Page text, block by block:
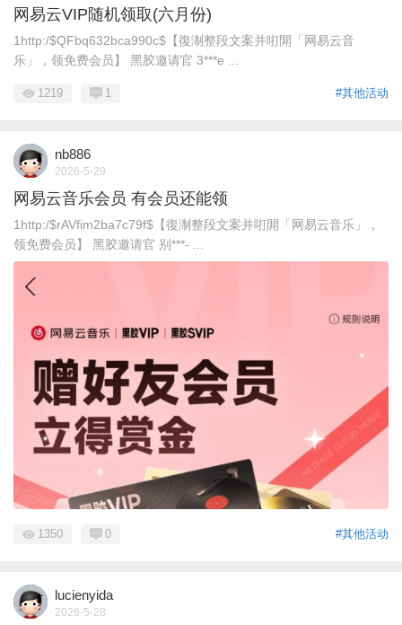
网易云VIP随机领取(六月份)
1http:/$QFbq632bca990c$【復淛整段文案并咑閞「网易云音
乐」，领免费会员】 黑胶邀请官 3***e ...
#其他活动
1219 1
nb886
2026-5-29
网易云音乐会员 有会员还能领
1http:/$rAVfim2ba7c79f$【復淛整段文案并咑閞「网易云音乐」，
领免费会员】 黑胶邀请官 别***- ...
#其他活动
1350 0
lucienyida
2026-5-28